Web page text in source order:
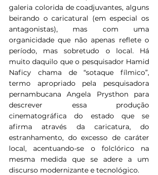
galeria colorida de coadjuvantes, alguns
beirando o caricatural (em especial os
antagonistas), mas com uma
organicidade que não apenas reflete o
período, mas sobretudo o local. Há
muito daquilo que o pesquisador Hamid
Naficy chama de “sotaque fílmico”,
termo apropriado pela pesquisadora
pernambucana Angela Prysthon para
descrever essa produção
cinematográfica do estado que se
afirma através da caricatura, do
estranhamento, do excesso de caráter
local, acentuando-se o folclórico na
mesma medida que se adere a um
discurso modernizante e tecnológico.